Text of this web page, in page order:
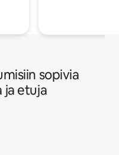
sopivia
ja etuja